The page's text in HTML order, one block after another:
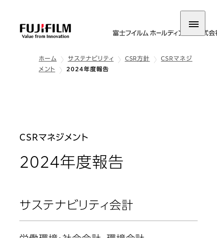
ホーム サステナビリティ CSR方針
CSRマネジ
メント
2024年度報告
CSRマネジメント
2024年度報告
サステナビリティ会計